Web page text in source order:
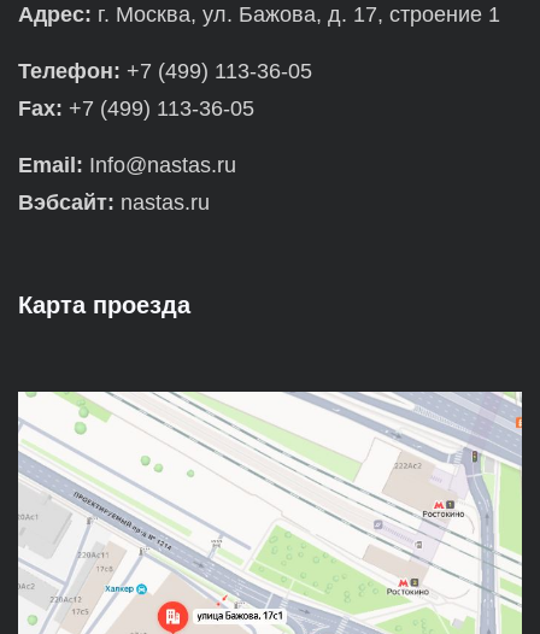
Адрес: г. Москва, ул. Бажова, д. 17, строение 1
Телефон: +7 (499) 113-36-05
Fax: +7 (499) 113-36-05
Email: Info@nastas.ru
Вэбсайт: nastas.ru
Карта проезда